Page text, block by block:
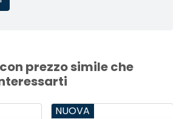
prezzo simile che
NUOVA